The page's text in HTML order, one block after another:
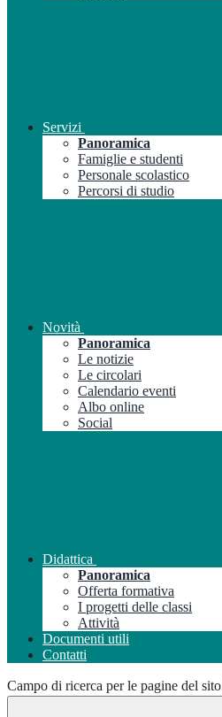
Servizi
Panoramica
Famiglie e studenti
Personale scolastico
Percorsi di studio
Novità
Panoramica
Le notizie
Le circolari
Calendario eventi
Albo online
Social
Didattica
Panoramica
Offerta formativa
I progetti delle classi
Attività
Documenti utili
Contatti
Campo di ricerca per le pagine del sito